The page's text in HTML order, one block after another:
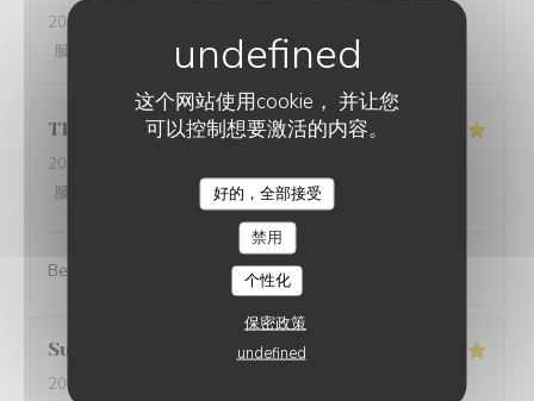
这个网站使用cookie， 并让您
可以控制想要激活的内容。
好的，全部接受
禁用
个性化
保密政策
undefined
2025-12-29
服务
/5 菜单:5 /5 质价比 :5/5
Thomas
2025-12-31
服务
菜单:5 /5 质价比:
Best cuisine in old Nice.
Suraci
2025-12-31